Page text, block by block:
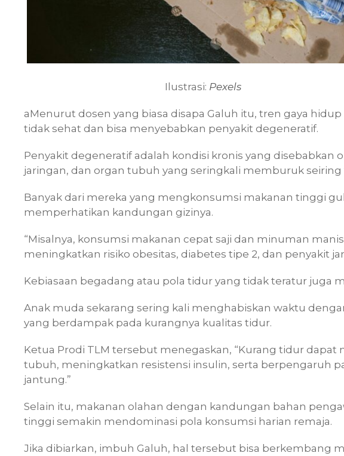
Ilustrasi: Pexels
aMenurut dosen yang biasa disapa Galuh itu, tren gaya
tidak sehat dan bisa menyebabkan penyakit degeneratif.
Penyakit degeneratif adalah kondisi kronis yang disebabkan
jaringan, dan organ tubuh yang seringkali memburuk
Banyak dari mereka yang mengkonsumsi makanan tinggi
memperhatikan kandungan gizinya.
“Misalnya, konsumsi makanan cepat saji dan minuman
meningkatkan risiko obesitas, diabetes tipe 2, dan penyakit
Kebiasaan begadang atau pola tidur yang tidak teratur juga
Anak muda sekarang sering kali menghabiskan waktu
yang berdampak pada kurangnya kualitas tidur.
Ketua Prodi TLM tersebut menegaskan, “Kurang tidur
tubuh, meningkatkan resistensi insulin, serta berpengaruh
jantung.”
Selain itu, makanan olahan dengan kandungan bahan
tinggi semakin mendominasi pola konsumsi harian remaja.
Jika dibiarkan, imbuh Galuh, hal tersebut bisa berkembang